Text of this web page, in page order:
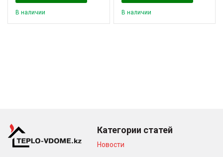
В наличии В наличии
Категории статей
Новости